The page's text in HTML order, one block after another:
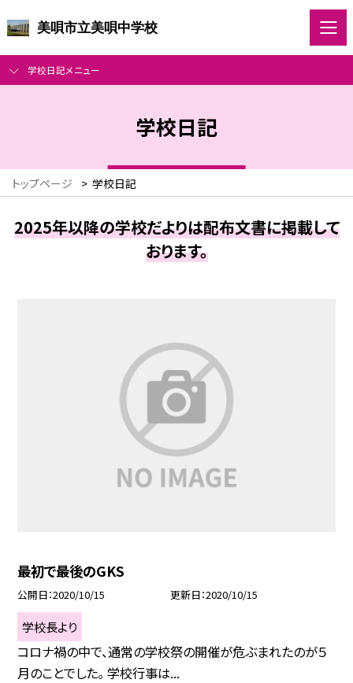
美唄市立美唄中学校
学校日記メニュー
学校日記
トップページ > 学校日記
2025年以降の学校だよりは配布文書に掲載して
おります。
最初で最後のGKS
公開日 2020/10/15 更新日 2020/10/15
学校長より
コロナ禍の中で、通常の学校祭の開催が危ぶまれたのが５
月のことでした。 学校行事は...